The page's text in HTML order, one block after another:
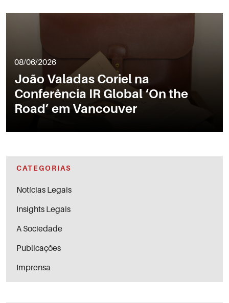
08/06/2026
João Valadas Coriel na
Conferência IR Global ‘On the
Road’ em Vancouver
CATEGORIAS
Notícias Legais
Insights Legais
A Sociedade
Publicações
Imprensa